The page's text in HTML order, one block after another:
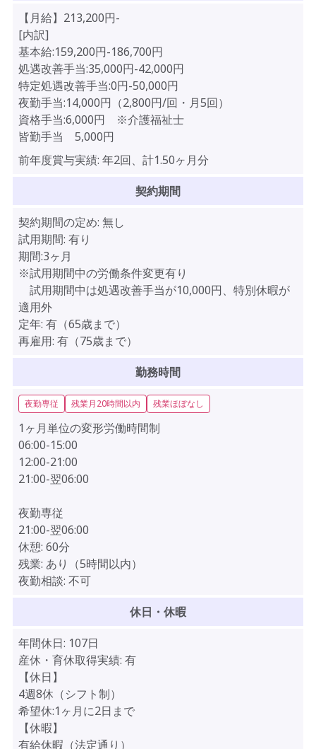
【月給】213,200円-
[内訳]
基本給:159,200円-186,700円
処遇改善手当:35,000円-42,000円
特定処遇改善手当:0円-50,000円
夜勤手当:14,000円（2,800円/回・月5回）
資格手当:6,000円 ※介護福祉士
皆勤手当 5,000円
前年度賞与実績: 年2回、計1.50ヶ月分
契約期間
契約期間の定め: 無し
試用期間: 有り
期間:3ヶ月
※試用期間中の労働条件変更有り
試用期間中は処遇改善手当が10,000円、特別休暇が
適用外
定年: 有（65歳まで）
再雇用: 有（75歳まで）
勤務時間
夜勤専従 残業月20時間以内 残業ほぼなし
1ヶ月単位の変形労働時間制
06:00-15:00
12:00-21:00
21:00-翌06:00
夜勤専従
21:00-翌06:00
休憩: 60分
残業: あり（5時間以内）
夜勤相談: 不可
休日・休暇
年間休日: 107日
産休・育休取得実績: 有
【休日】
4週8休（シフト制）
希望休:1ヶ月に2日まで
【休暇】
有給休暇（法定通り）